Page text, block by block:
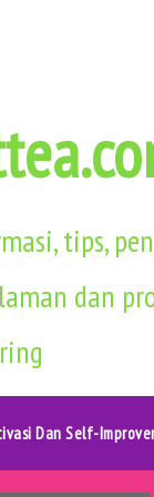
tips,
dan
Dan Self-